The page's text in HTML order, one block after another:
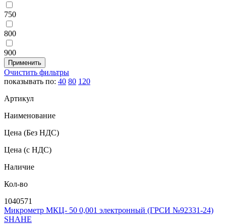
750
800
900
Очистить фильтры
показывать по: 40 80 120
Артикул
Наименование
Цена (Без НДС)
Цена (с НДС)
Наличие
Кол-во
1040571
Микрометр МКЦ- 50 0,001 электронный (ГРСИ №92331-24)
SHAHE